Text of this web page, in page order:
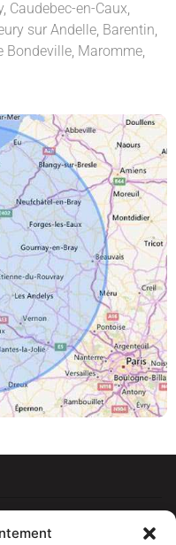
, Caudebec-en-Caux,
sur Andelle, Barentin,
Bondeville, Maromme,